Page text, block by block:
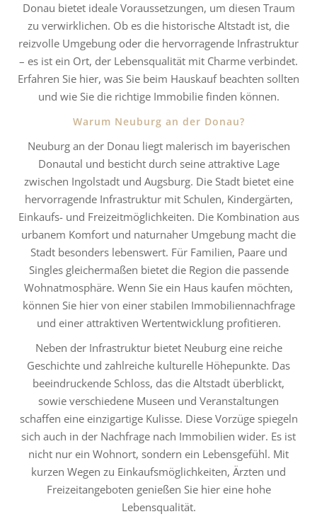
Donau bietet ideale Voraussetzungen, um diesen Traum
zu verwirklichen. Ob es die historische Altstadt ist, die
reizvolle Umgebung oder die hervorragende Infrastruktur
– es ist ein Ort, der Lebensqualität mit Charme verbindet.
Erfahren Sie hier, was Sie beim Hauskauf beachten sollten
und wie Sie die richtige Immobilie finden können.
Warum Neuburg an der Donau?
Neuburg an der Donau liegt malerisch im bayerischen
Donautal und besticht durch seine attraktive Lage
zwischen Ingolstadt und Augsburg. Die Stadt bietet eine
hervorragende Infrastruktur mit Schulen, Kindergärten,
Einkaufs- und Freizeitmöglichkeiten. Die Kombination aus
urbanem Komfort und naturnaher Umgebung macht die
Stadt besonders lebenswert. Für Familien, Paare und
Singles gleichermaßen bietet die Region die passende
Wohnatmosphäre. Wenn Sie ein Haus kaufen möchten,
können Sie hier von einer stabilen Immobiliennachfrage
und einer attraktiven Wertentwicklung profitieren.
Neben der Infrastruktur bietet Neuburg eine reiche
Geschichte und zahlreiche kulturelle Höhepunkte. Das
beeindruckende Schloss, das die Altstadt überblickt,
sowie verschiedene Museen und Veranstaltungen
schaffen eine einzigartige Kulisse. Diese Vorzüge spiegeln
sich auch in der Nachfrage nach Immobilien wider. Es ist
nicht nur ein Wohnort, sondern ein Lebensgefühl. Mit
kurzen Wegen zu Einkaufsmöglichkeiten, Ärzten und
Freizeitangeboten genießen Sie hier eine hohe
Lebensqualität.